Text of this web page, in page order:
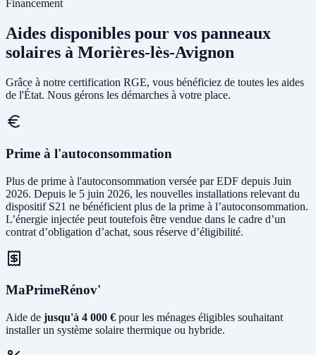
Financement
Aides disponibles pour vos panneaux
solaires à Morières-lès-Avignon
Grâce à notre certification RGE, vous bénéficiez de toutes les aides
de l'État. Nous gérons les démarches à votre place.
Prime à l'autoconsommation
Plus de prime à l'autoconsommation versée par EDF depuis Juin
2026. Depuis le 5 juin 2026, les nouvelles installations relevant du
dispositif S21 ne bénéficient plus de la prime à l’autoconsommation.
L’énergie injectée peut toutefois être vendue dans le cadre d’un
contrat d’obligation d’achat, sous réserve d’éligibilité.
MaPrimeRénov'
Aide de jusqu'à 4 000 € pour les ménages éligibles souhaitant
installer un système solaire thermique ou hybride.